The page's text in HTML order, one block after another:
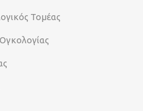
Τομέας